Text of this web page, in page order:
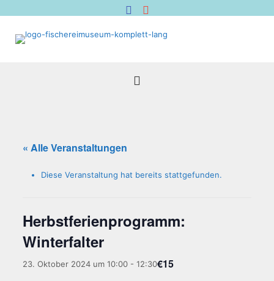
« Alle Veranstaltungen
Diese Veranstaltung hat bereits stattgefunden.
Herbst­fe­ri­en­pro­gramm:
Winterfalter
23. Oktober 2024 um 10:00- 12:30€15